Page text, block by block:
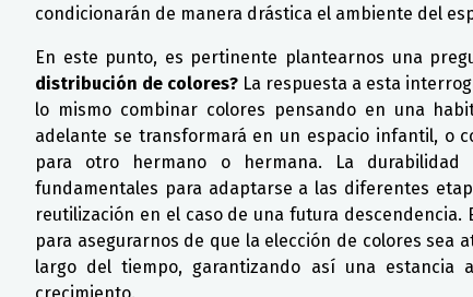
condicionarán de manera drástica el ambiente del
En este punto, es pertinente plantearnos una
distribución de colores? La respuesta a esta
lo mismo combinar colores pensando en una
adelante se transformará en un espacio infantil, o
para otro hermano o hermana. La
fundamentales para adaptarse a las diferentes
reutilización en el caso de una futura
para asegurarnos de que la elección de colores sea
largo del tiempo, garantizando así una estancia